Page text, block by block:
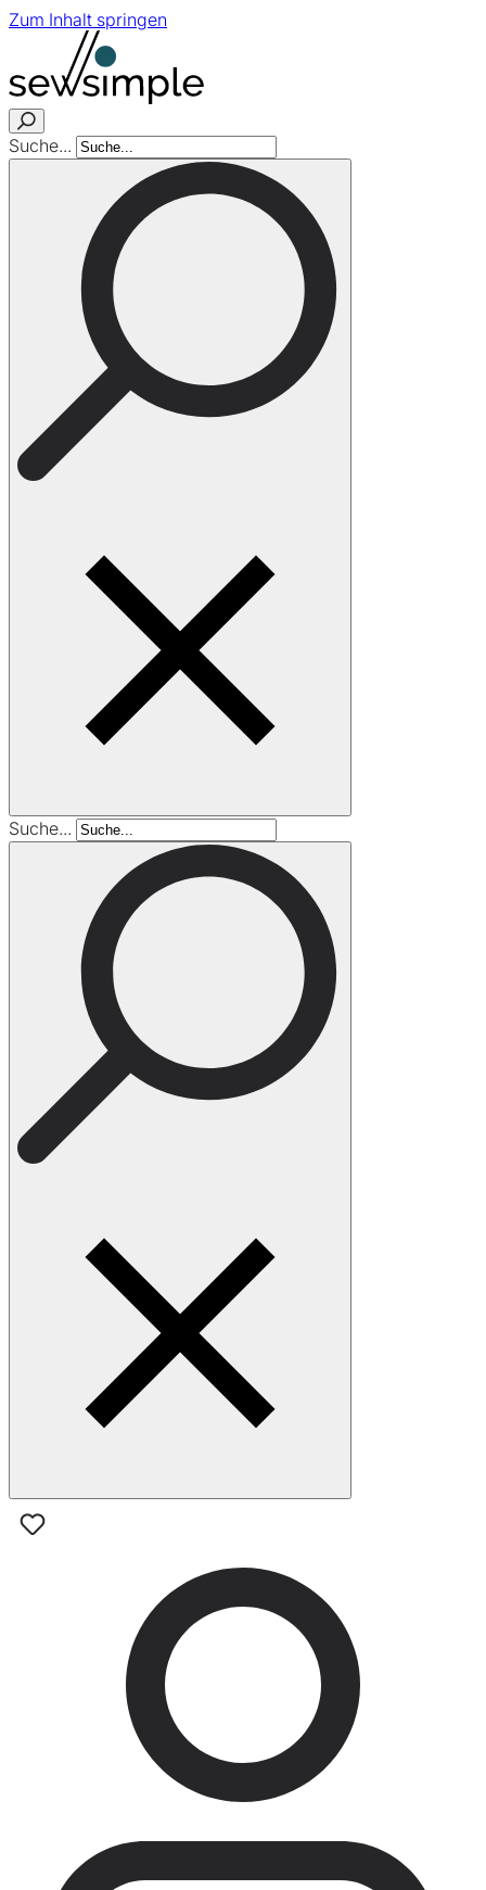
Zum Inhalt springen
Suche...
Suche...